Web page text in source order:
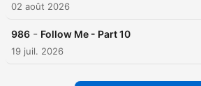
02 août 2026
986 - Follow Me - Part 10
19 juil. 2026